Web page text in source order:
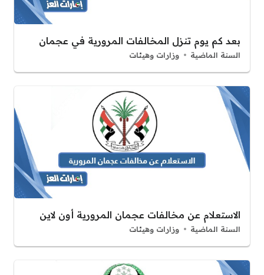
بعد كم يوم تنزل المخالفات المرورية في عجمان
السنة الماضية وزارات وهيئات
الاستعلام عن مخالفات عجمان المرورية أون لاين
السنة الماضية وزارات وهيئات